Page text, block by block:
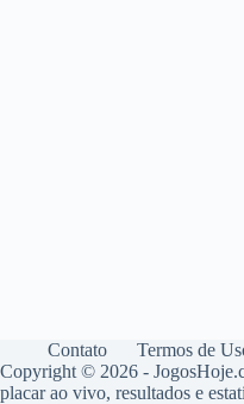
Contato Termos de
Copyright © 2026 -
placar ao vivo, resultados e